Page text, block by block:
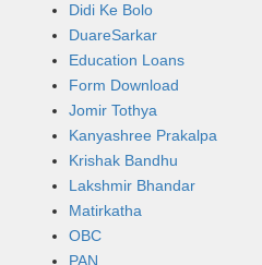
Didi Ke Bolo
DuareSarkar
Education Loans
Form Download
Jomir Tothya
Kanyashree Prakalpa
Krishak Bandhu
Lakshmir Bhandar
Matirkatha
OBC
PAN